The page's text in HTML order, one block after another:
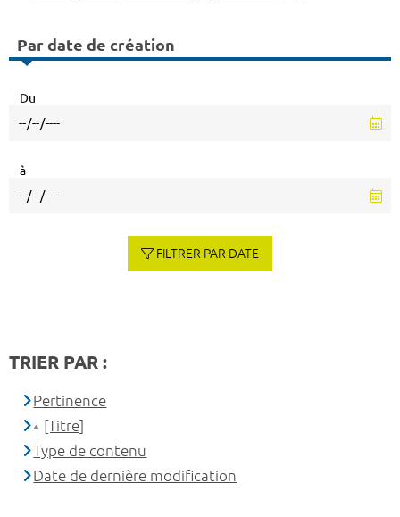
Par date de création
Du
à
FILTRER PAR DATE
TRIER PAR :
Pertinence
[Titre]
Type de contenu
Date de dernière modification